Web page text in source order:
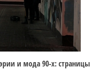
и мода 90-х: страницы